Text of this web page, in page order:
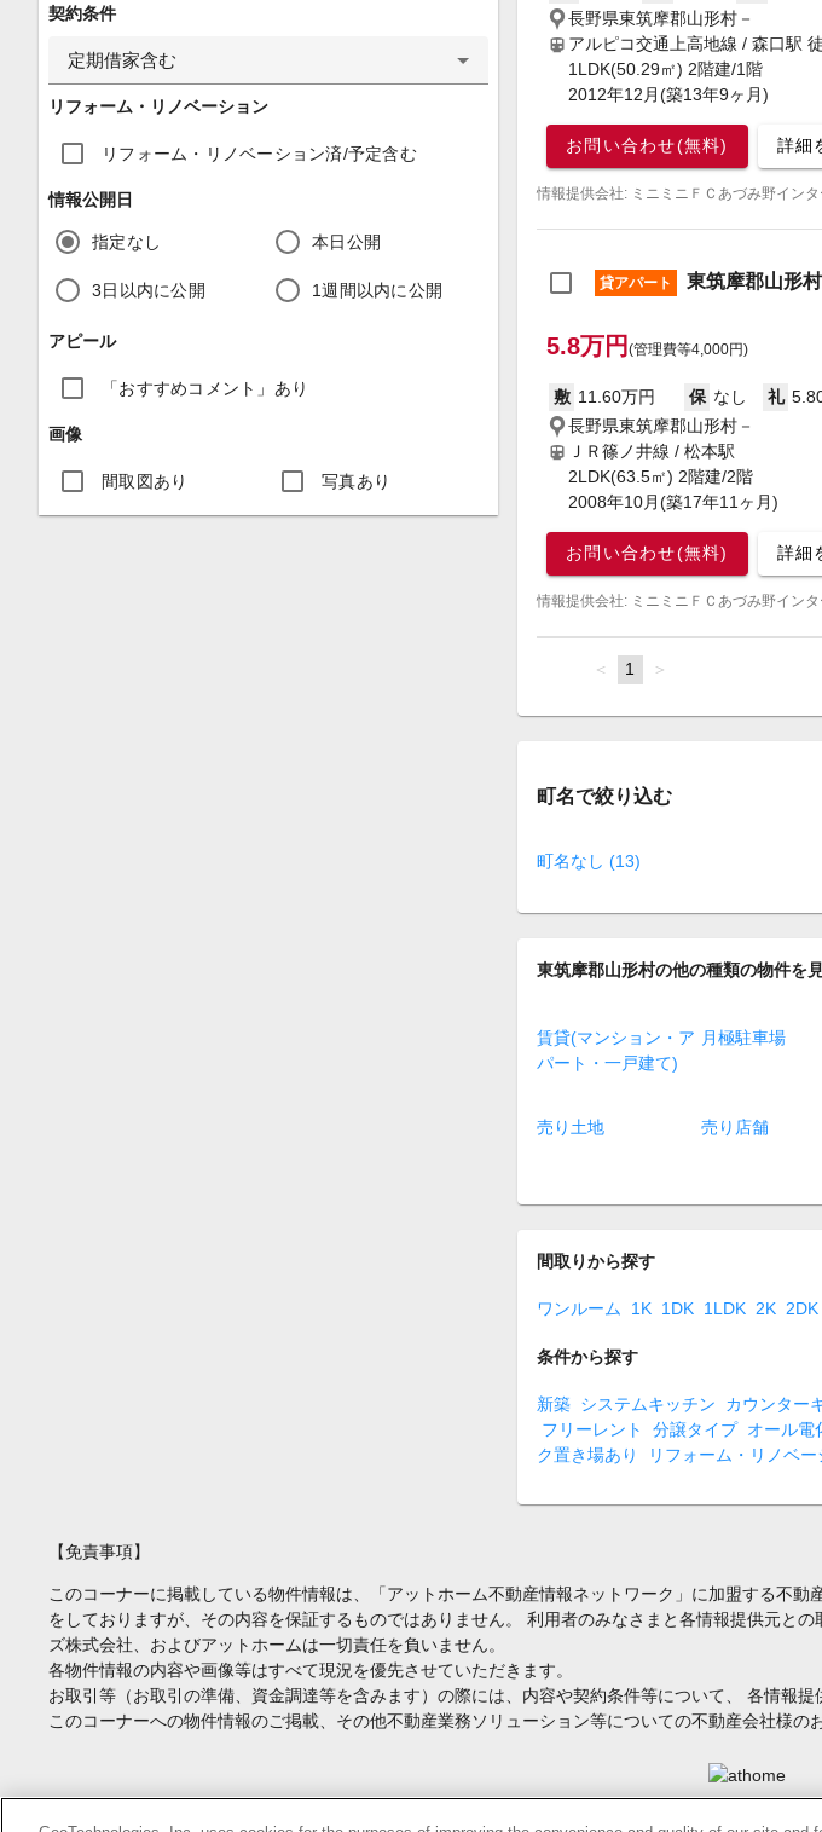
契約条件
定期借家含む
リフォーム・リノベーション
リフォーム・リノベーション済/予定含む
情報公開日
指定なし 本日公開
3日以内に公開 1週間以内に公開
アピール
「おすすめコメント」あり
画像
間取図あり 写真あり
長野県東筑摩郡山形村－
アルピコ交通上高地線 / 森口駅
1LDK(50.29㎡) 2階建/1階
2012年12月(築13年9ヶ月)
お問い合わせ(無料) 詳細
情報提供会社: ミニミニＦＣあづみ野イン
貸アパート 東筑摩郡山形
5.8万円 (管理費等4,000円)
敷 11.60万円 保 なし 礼
長野県東筑摩郡山形村－
ＪＲ篠ノ井線 / 松本駅
2LDK(63.5㎡) 2階建/2階
2008年10月(築17年11ヶ月)
お問い合わせ(無料) 詳細
情報提供会社: ミニミニＦＣあづみ野イン
page
You're
page
1 page
町名で絞り込む
町名なし (13)
東筑摩郡山形村の他の種類の物件を
賃貸(マンション・ア
パート・一戸建て)
月極駐車場
売り土地 売り店舗
間取りから探す
ワンルーム 1K 1DK 1LDK 2K 2DK
条件から探す
新築 システムキッチン カウンター
フリーレント
分譲タイプ オール電
ク置き場あり
リフォーム・リノベ
【免責事項】
このコーナーに掲載している物件情報は、「アットホーム不動産情報ネットワーク」に加盟する不
をしておりますが、その内容を保証するものではありません。 利用者のみなさまと各情報提供元と
ズ株式会社、およびアットホームは一切責任を負いません。
各物件情報の内容や画像等はすべて現況を優先させていただきます。
お取引等（お取引の準備、資金調達等を含みます）の際には、内容や契約条件等について、 各情報
このコーナーへの物件情報のご掲載、その他不動産業務ソリューション等についての不動産会社様の
Copyright(c) At Home Co.,Ltd. このサイトに掲載している情報の無断転載を禁止します。著作権はアットホーム（株）またはその情報提供者に